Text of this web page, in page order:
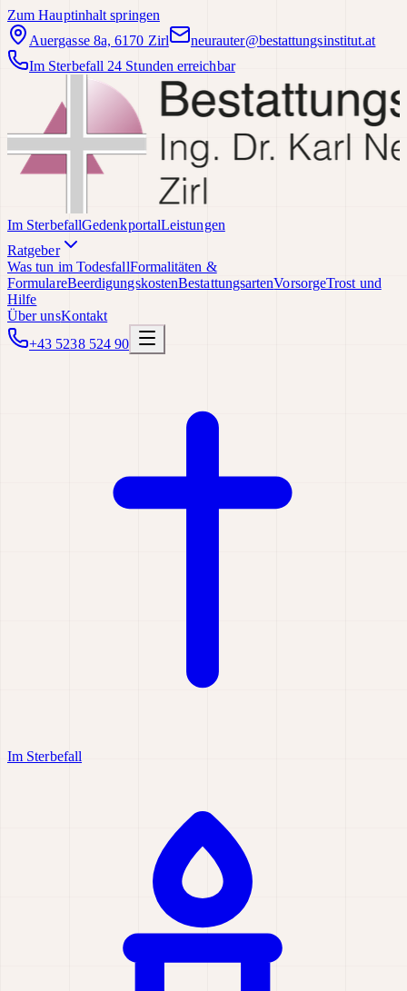
Zum Hauptinhalt springen
Auergasse 8a, 6170 Zirl
neurauter@bestattungsinstitut.at
Im Sterbefall 24 Stunden erreichbar
Im SterbefallGedenkportalLeistungen
Ratgeber
Was tun im TodesfallFormalitäten &
FormulareBeerdigungskostenBestattungsartenVorsorgeTrost und
Hilfe
Über unsKontakt
+43 5238 524 90
Im Sterbefall